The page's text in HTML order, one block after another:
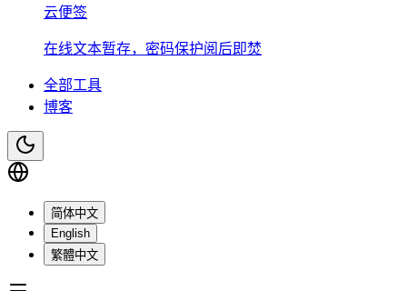
云便签
在线文本暂存，密码保护阅后即焚
全部工具
博客
简体中文
English
繁體中文